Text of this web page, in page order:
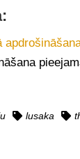
lusaka